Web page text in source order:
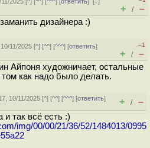
+ / –
дизайнера :)
11/2025 [^] [^^] [^^^] [ответить]
–1
+ / –
Айпоня художничает, остальные
как надо было делать.
10/11/2025 [^] [^^] [^^^] [ответить]
+ / –
и так всё есть :)
img/00/00/21/36/52/1484013/0995